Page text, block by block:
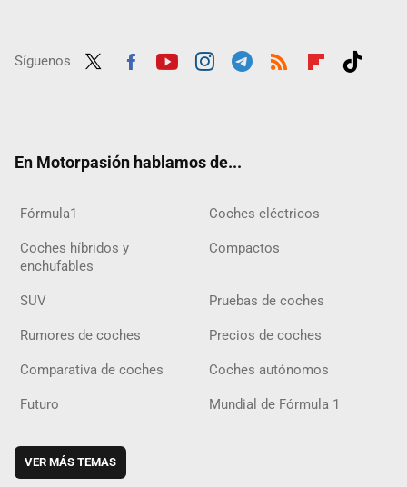
Síguenos
En Motorpasión hablamos de...
Fórmula1 Coches eléctricos
Coches híbridos y
enchufables
Compactos
SUV Pruebas de coches
Rumores de coches Precios de coches
Comparativa de coches Coches autónomos
Futuro Mundial de Fórmula 1
VER MÁS TEMAS